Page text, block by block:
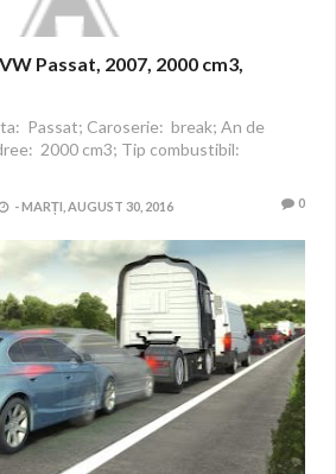
Passat, 2007, 2000 cm3,
Passat; Caroserie: break; An de
2000 cm3; Tip combustibil:
-MARȚI, AUGUST 30, 2016 0